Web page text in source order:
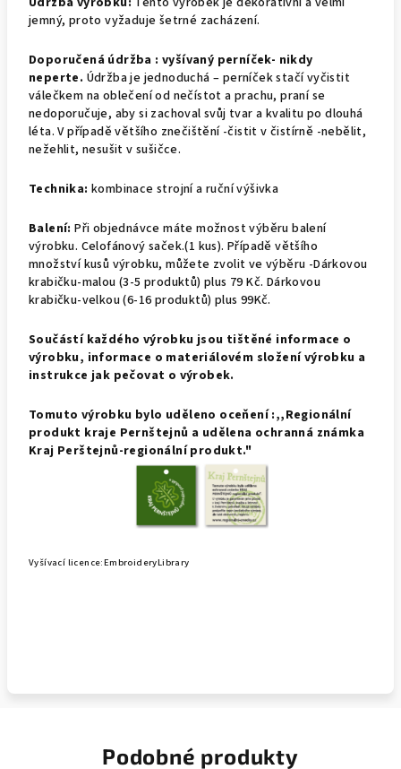
jemný, proto vyžaduje šetrné zacházení.
Doporučená údržba : vyšívaný perníček- nikdy
neperte. Údržba je jednoduchá – perníček stačí vyčistit
válečkem na oblečení od nečístot a prachu, praní se
nedoporučuje, aby si zachoval svůj tvar a kvalitu po dlouhá
léta. V případě většího znečištění -čistit v čistírně -nebělit,
nežehlit, nesušit v sušičce.
Technika: kombinace strojní a ruční výšivka
Balení:Při objednávce máte možnost výběru balení
výrobku. Celofánový saček.(1 kus).Případě většího
množství kusů výrobku, můžete zvolit ve výběru -Dárkovou
krabičku-malou (3-5 produktů) plus 79 Kč. Dárkovou
krabičku-velkou (6-16 produktů) plus 99Kč.
Součástí každého výrobku jsou tištěné informace o
výrobku, informace o materiálovém složení výrobku a
instrukce jak pečovat o výrobek.
Tomuto výrobku bylo uděleno oceňení :,,Regionální
produkt kraje Pernštejnů a udělena ochranná známka
Kraj Perštejnů-regionální produkt."
Vyšívací licence:EmbroideryLibrary
Podobné produkty